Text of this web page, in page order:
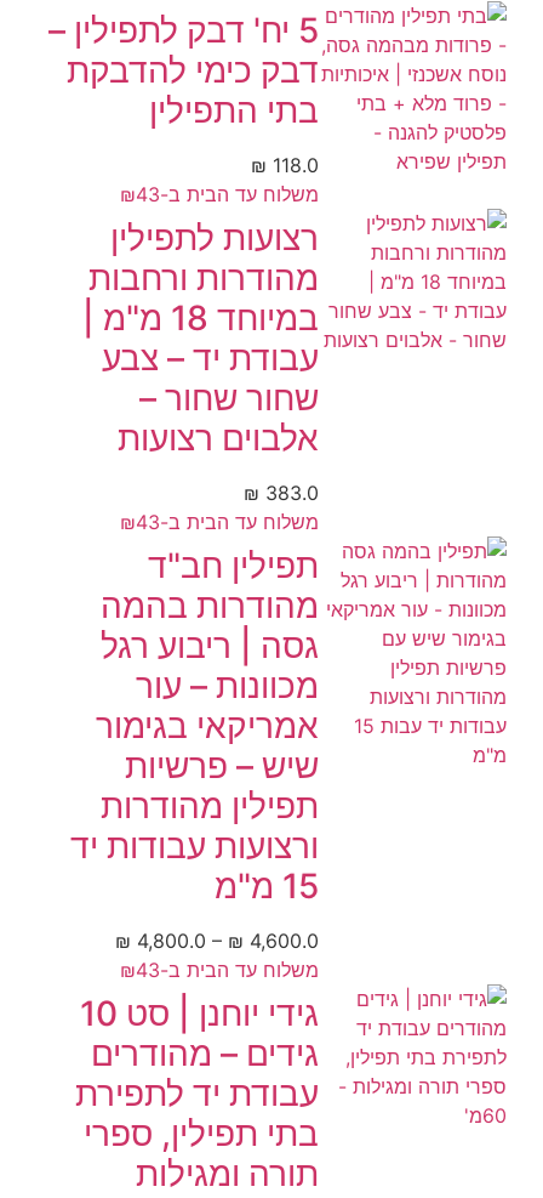
5 יח' דבק לתפילין –
דבק כימי להדבקת
בתי התפילין
118.0
₪
משלוח עד הבית ב-₪43
רצועות לתפילין
מהודרות ורחבות
במיוחד 18 מ"מ |
עבודת יד – צבע
שחור שחור –
אלבוים רצועות
383.0
₪
משלוח עד הבית ב-₪43
תפילין חב"ד
מהודרות בהמה
גסה | ריבוע רגל
מכוונות – עור
אמריקאי בגימור
שיש – פרשיות
תפילין מהודרות
ורצועות עבודות יד
15 מ"מ
4,600.0
₪
–
4,800.0
₪
משלוח עד הבית ב-₪43
גידי יוחנן | סט 10
גידים – מהודרים
עבודת יד לתפירת
בתי תפילין, ספרי
תורה ומגילות